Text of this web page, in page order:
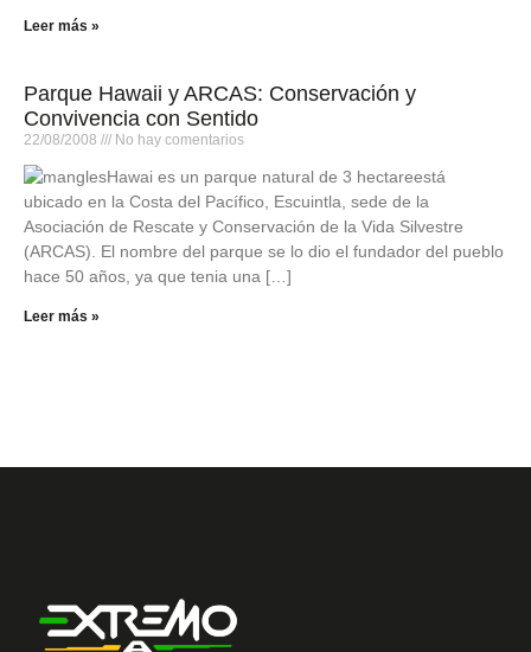
Leer más »
Parque Hawaii y ARCAS: Conservación y
Convivencia con Sentido
22/08/2008 No hay comentarios
Hawai es un parque natural de 3 hectareestá
ubicado en la Costa del Pacífico, Escuintla, sede de la
Asociación de Rescate y Conservación de la Vida Silvestre
(ARCAS). El nombre del parque se lo dio el fundador del pueblo
hace 50 años, ya que tenia una […]
Leer más »